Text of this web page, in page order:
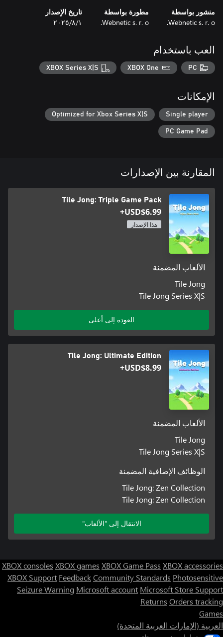
منشور بواسطة
Webnetic s. r. o.
مطورة بواسطة
Webnetic s. r. o.
تاريخ الإصدار
١‏/٨‏/٢٠٢٥
العب باستخدام
PC
XBOX One
XBOX Series X|S
الإمكانات
Single player
Optimized for Xbox Series X|S
PC Game Pad
المقارنة بين الإصدارات
Tile Jong: Triple Game Pack
USD$6.99+
هذا الإصدار
الألعاب المضمنة
Tile Jong
Tile Jong Series X|S
العودة إلى أعلى
Tile Jong: Ultimate Edition
USD$8.99+
الألعاب المضمنة
Tile Jong
Tile Jong Series X|S
الوظائف الإضافية المضمنة
Tile Jong: Zen Collection
Tile Jong: Zen Collection
الانتقال إلى "الألعاب"
XBOX consoles XBOX games XBOX Game Pass XBOX accessories
XBOX Support FeedbackCommunity Standards Photosensitive
Seizure Warning Microsoft account Microsoft Store Support
Returns Orders tracking
Games
العربية (الإمارات العربية المتحدة)